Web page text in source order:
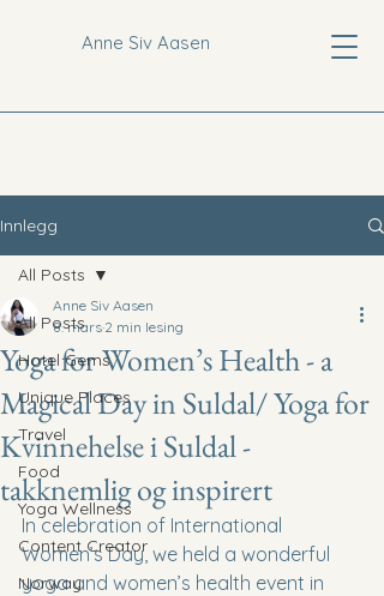
Anne Siv Aasen
Innlegg
All Posts
Hotel Gems
Unique Places
Travel
Food
Yoga Wellness
Content Creator
Norway
All Posts
Yoga for Women’s Health - a
Magical Day in Suldal/ Yoga for
Kvinnehelse i Suldal -
takknemlig og inspirert
Anne Siv Aasen
8. mars 2 min lesing
In celebration of International
Women’s Day, we held a wonderful
yoga and women’s health event in